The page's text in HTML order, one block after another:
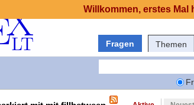
Fragen Themen
Willkommen, erstes Mal